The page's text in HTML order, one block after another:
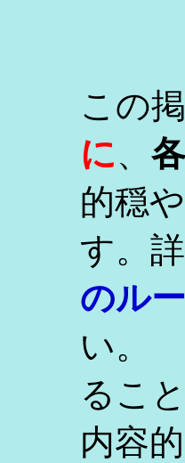
この
に、
的穏
す。
のルー
い。
るこ
内容